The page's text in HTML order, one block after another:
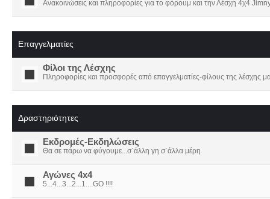
Ανακοινώσεις και πληροφορίες για το φόρουμ και την Λέσχη 4χ4
Επαγγελματίες
Φίλοι της Λέσχης
Πληροφορίες και προσφορές από επαγγελματίες-φίλους της λέσχης
Δραστηριότητες
Εκδρομές-Εκδηλώσεις
Θα σε πάρω να φύγουμε...σ΄άλλη γη σ΄άλλα μέρη
Αγώνες 4x4
5...4...3...2...1....GO !!!!